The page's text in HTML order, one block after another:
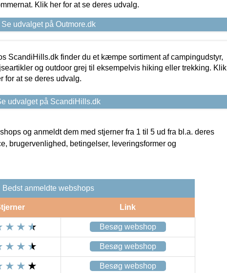
Klik her for at se deres udvalg.
Se udvalget på Outmore.dk
ScandiHills.dk finder du et kæmpe sortiment af campingudstyr,
og outdoor grej til eksempelvis hiking eller trekking. Klik
for at se deres udvalg.
udvalget på ScandiHills.dk
og anmeldt dem med stjerner fra 1 til 5 ud fra bl.a. deres
brugervenlighed, betingelser, leveringsformer og
Bedst anmeldte webshops
Link
Besøg webshop
Besøg webshop
Besøg webshop